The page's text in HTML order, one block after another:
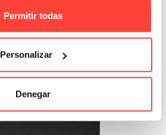
Permitir todas
Personalizar
Denegar
68,36 €